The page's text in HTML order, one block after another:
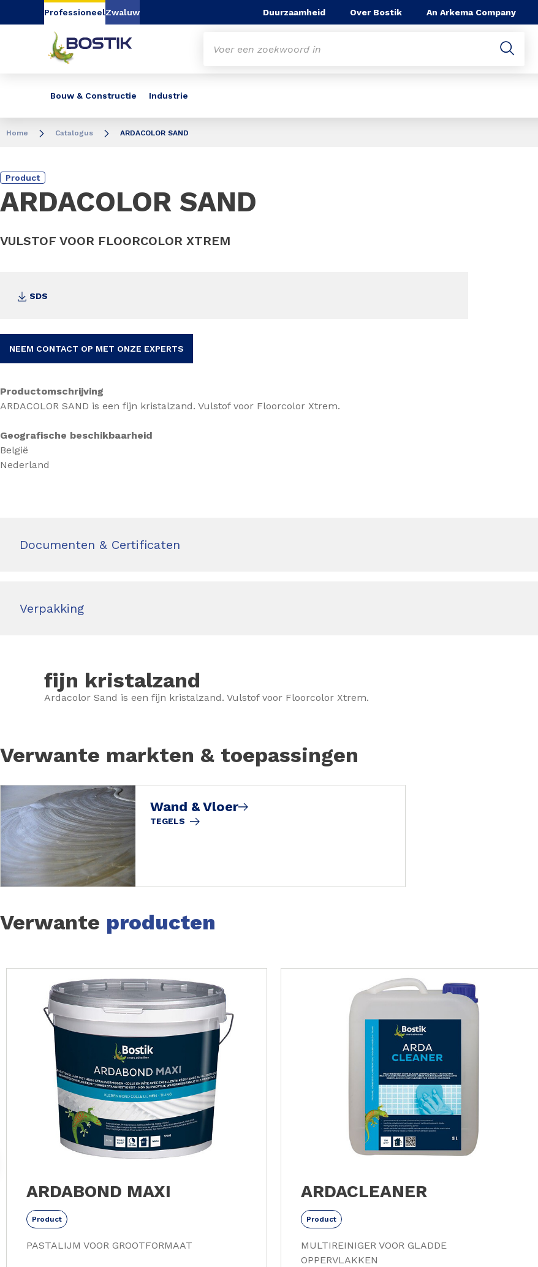
Go to content Go to navigation
ProfessioneelZwaluw Duurzaamheid Over Bostik An Arkema Company
Bouw & Constructie Industrie
Home Catalogus ARDACOLOR SAND
Product
ARDACOLOR SAND
VULSTOF VOOR FLOORCOLOR XTREM
SDS
NEEM CONTACT OP MET ONZE EXPERTS
Productomschrijving
ARDACOLOR SAND is een fijn kristalzand. Vulstof voor Floorcolor Xtrem.
Geografische beschikbaarheid
België
Nederland
Documenten & Certificaten
Verpakking
fijn kristalzand
Ardacolor Sand is een fijn kristalzand. Vulstof voor Floorcolor Xtrem.
Verwante markten & toepassingen
Wand & Vloer
TEGELS
Verwante producten
ARDABOND MAXI
Product
PASTALIJM VOOR GROOTFORMAAT
ARDACLEANER
Product
MULTIREINIGER VOOR GLADDE
OPPERVLAKKEN